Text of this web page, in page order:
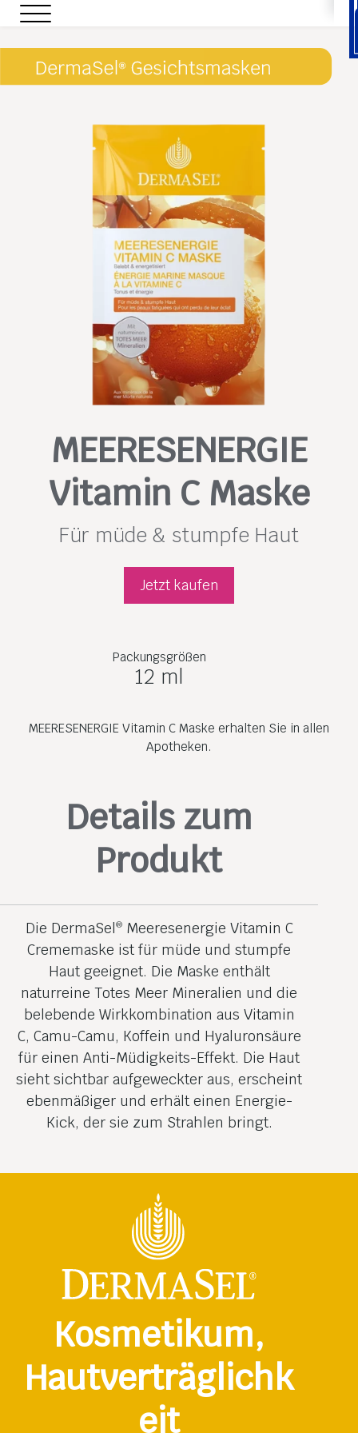
MEERESENERGIE
Vitamin C Maske
Für müde & stumpfe Haut
Jetzt kaufen
Packungsgrößen
12 ml
MEERESENERGIE Vitamin C Maske erhalten Sie in allen
Apotheken.
Details zum
Produkt
Die DermaSel®Meeresenergie Vitamin C
Crememaske ist für müde und stumpfe
Haut geeignet. Die Maske enthält
naturreine Totes Meer Mineralien und die
belebende Wirkkombination aus Vitamin
C, Camu-Camu, Koffein und Hyaluronsäure
für einen Anti-Müdigkeits-Effekt. Die Haut
sieht sichtbar aufgeweckter aus, erscheint
ebenmäßiger und erhält einen Energie-
Kick, der sie zum Strahlen bringt.
Kosmetikum,
Hautverträglichk
eit